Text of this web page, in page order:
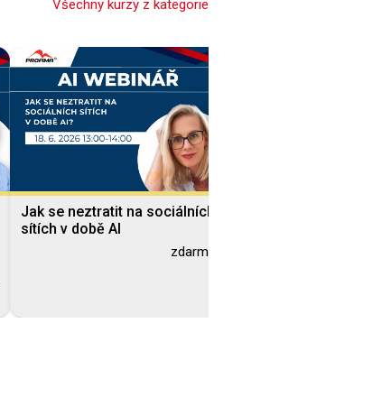
Všechny kurzy z kategorie
Jak se neztratit na sociálních
sítích v době AI
zdarma